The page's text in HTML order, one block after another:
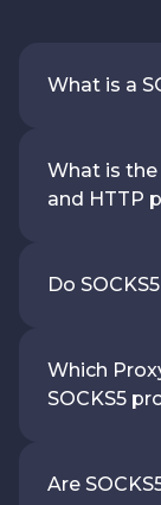
What is a
What is the
and HTTP
Do
Which
SOCKS5
Are